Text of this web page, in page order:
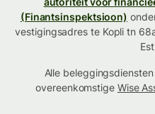
(Finantsinspektsioon)
vestigingsadres te Kopli tn
Alle
overeenkomstige Wise